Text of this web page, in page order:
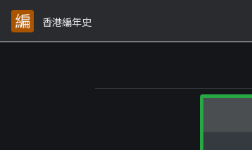
香港編年史